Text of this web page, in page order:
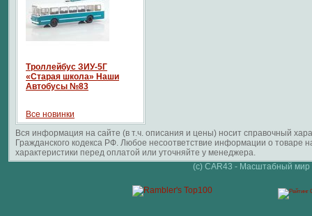
Троллейбус ЗИУ-5Г
«Старая школа» Наши
Автобусы №83
Все новинки
Вся информация на сайте (в т.ч. описания и цены) носит справочный
Гражданского кодекса РФ. Любое несоответствие информации о
характеристики перед оплатой или уточняйте у менеджера.
(c) CAR43 - Масштабный мир